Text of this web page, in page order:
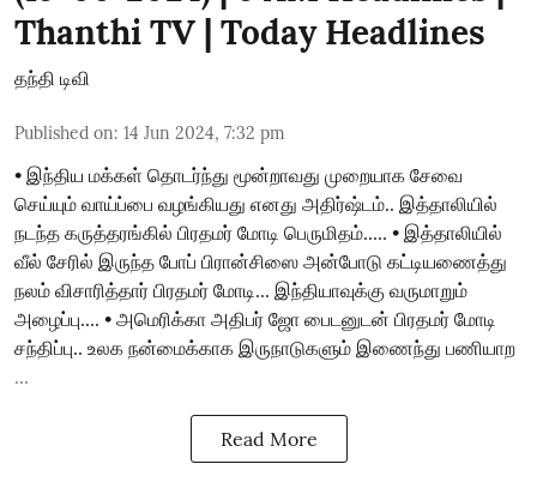
Thanthi TV | Today Headlines
தந்தி டிவி
Published on: 14 Jun 2024, 7:32 pm
• இந்திய மக்கள் தொடர்ந்து மூன்றாவது முறையாக சேவை
செய்யும் வாய்ப்பை வழங்கியது எனது அதிர்ஷ்டம்.. இத்தாலியில்
நடந்த கருத்தரங்கில் பிரதமர் மோடி பெருமிதம்..... • இத்தாலியில்
வீல் சேரில் இருந்த போப் பிரான்சிஸை அன்போடு கட்டியணைத்து
நலம் விசாரித்தார் பிரதமர் மோடி... இந்தியாவுக்கு வருமாறும்
அழைப்பு.... • அமெரிக்கா அதிபர் ஜோ பைடனுடன் பிரதமர் மோடி
சந்திப்பு.. உலக நன்மைக்காக இருநாடுகளும் இணைந்து பணியாற
...
Read More